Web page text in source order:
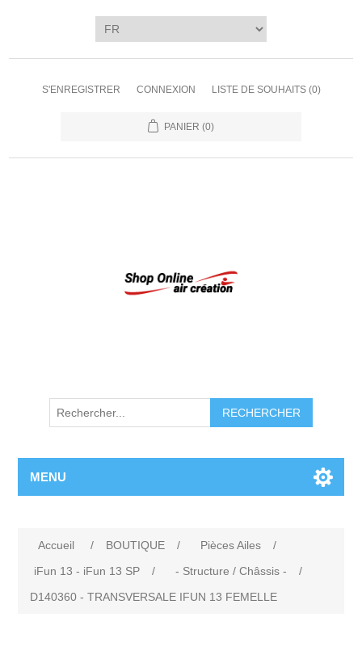
S'ENREGISTRER CONNEXION LISTE DE SOUHAITS (0)
PANIER (0)
RECHERCHER
MENU
Accueil / BOUTIQUE / Pièces Ailes
/
iFun 13 - iFun 13 SP
/ - Structure / Châssis -
/
D140360 - TRANSVERSALE IFUN 13 FEMELLE